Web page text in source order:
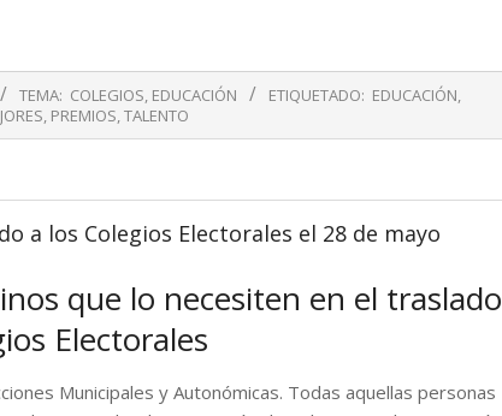
TEMA: COLEGIOS, EDUCACIÓN ETIQUETADO: EDUCACIÓN,
, PREMIOS,TALENTO
a los Colegios Electorales el 28 de mayo
que lo necesiten en el traslado
Electorales
Municipales y Autonómicas. Todas aquellas personas